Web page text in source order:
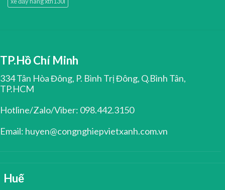
TP.Hồ Chí Minh
334 Tân Hòa Đông, P. Bình Trị Đông, Q.Bình Tân,
TP.HCM
Hotline/Zalo/Viber: 098.442.3150
Email: huyen@congnghiepvietxanh.com.vn
Huế